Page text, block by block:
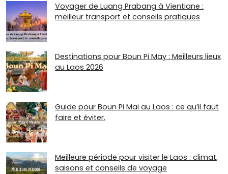
Voyager de Luang Prabang à Vientiane :
meilleur transport et conseils pratiques
Destinations pour Boun Pi May : Meilleurs lieux
au Laos 2026
Guide pour Boun Pi Mai au Laos : ce qu’il faut
faire et éviter.
Meilleure période pour visiter le Laos : climat,
saisons et conseils de voyage